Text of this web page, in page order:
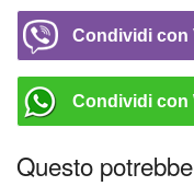
Condividi con
Condividi con
Questo